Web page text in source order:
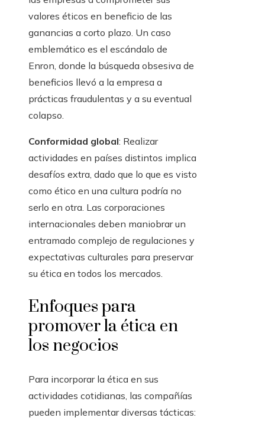
valores éticos en beneficio de las
ganancias a corto plazo. Un caso
emblemático es el escándalo de
Enron, donde la búsqueda obsesiva de
beneficios llevó a la empresa a
prácticas fraudulentas y a su eventual
colapso.
Conformidad global: Realizar
actividades en países distintos implica
desafíos extra, dado que lo que es visto
como ético en una cultura podría no
serlo en otra. Las corporaciones
internacionales deben maniobrar un
entramado complejo de regulaciones y
expectativas culturales para preservar
su ética en todos los mercados.
Enfoques para
promover la ética en
los negocios
Para incorporar la ética en sus
actividades cotidianas, las compañías
pueden implementar diversas tácticas: